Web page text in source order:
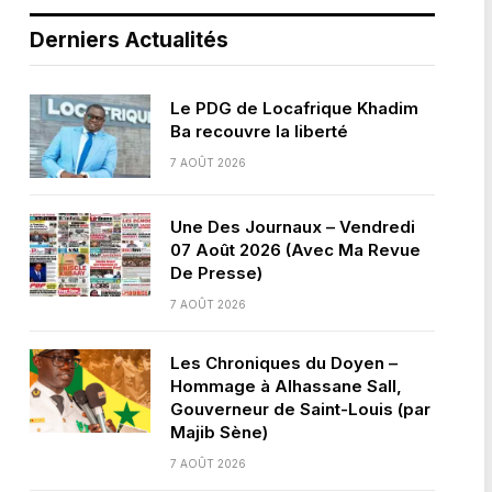
Derniers Actualités
Le PDG de Locafrique Khadim
Ba recouvre la liberté
7 AOÛT 2026
Une Des Journaux – Vendredi
07 Août 2026 (Avec Ma Revue
De Presse)
7 AOÛT 2026
Les Chroniques du Doyen –
Hommage à Alhassane Sall,
Gouverneur de Saint-Louis (par
Majib Sène)
7 AOÛT 2026